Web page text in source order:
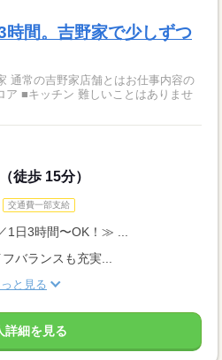
時間。吉野家で少しずつ
通常の吉野家店舗とはお仕事内容の
徒歩 15分）
交通費一部支給
日3時間〜OK！≫ ...
バランスも充実...
っと見る
詳細を見る